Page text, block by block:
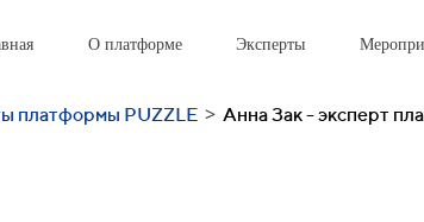
О платформе Эксперты
платформы PUZZLE > Анна Зак - эксперт